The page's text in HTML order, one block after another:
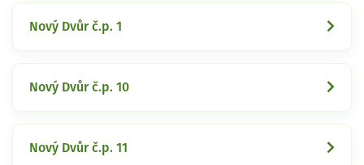
Nový Dvůr č.p. 1
Nový Dvůr č.p. 10
Nový Dvůr č.p. 11